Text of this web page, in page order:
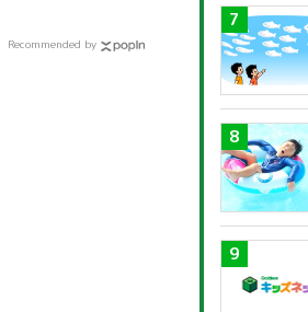
Recommended by